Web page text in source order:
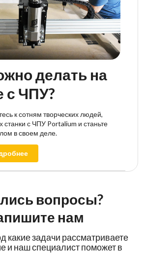
делать на
с ЧПУ?
к сотням творческих людей,
станки с ЧПУ Portalium и станьте
в своем деле.
вопросы?
нам
какие задачи рассматриваете
и наш специалист поможет в